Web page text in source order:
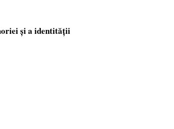
și a identității